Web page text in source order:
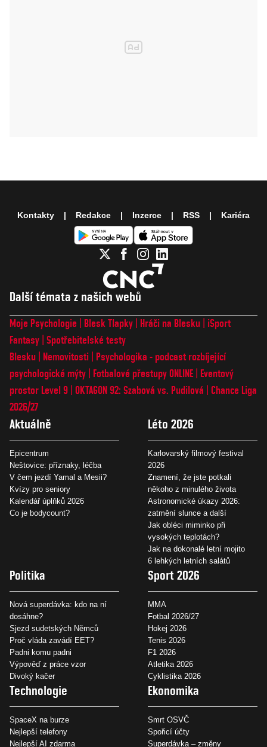
Další témata z našich webů
Moje Psychologie Blesk Tlapky Hráči na Blesku
iSport
Fantasy Spotřebitelské testy
Blesku
Nemovitosti
Psychologika - podcast rozbíjející
psychologické mýty
Fotbalové přestupy ONLINE
Eventový
prostor Level 9 OKTAGON 92: Szabová vs. Pudilová
Chance Liga
2026/27
Aktuálně
Epicentrum
Neštovice: příznaky, léčba
V čem jezdí Yamal a Mesii?
Kvízy pro seniory
Kalendář úplňků 2026
Co je bodycount?
Léto 2026
Karlovarský filmový festival
2026
Znamení, že jste potkali
někoho z minulého života
Astronomické úkazy 2026:
zatmění slunce a další
Jak obléci miminko při
vysokých teplotách?
Jak na dokonalé letní mojito
6 lehkých letních salátů
Politika
Nová superdávka: kdo na ní
dosáhne?
Sjezd sudetských Němců
Proč vláda zavádí EET?
Padni komu padni
Výpověď z práce vzor
Divoký kačer
Sport 2026
MMA
Fotbal 2026/27
Hokej 2026
Tenis 2026
F1 2026
Atletika 2026
Cyklistika 2026
Technologie
SpaceX na burze
Nejlepší telefony
Nejlepší AI zdarma
Ekonomika
Smrt OSVČ
Spořicí účty
Superdávka – změny
Kontakty Redakce Inzerce RSS Kariéra